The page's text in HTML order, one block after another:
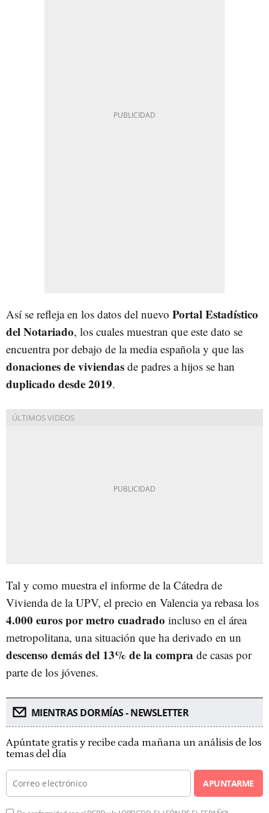
Así se refleja en los datos del nuevo Portal Estadístico
del Notariado, los cuales muestran que este dato se
encuentra por debajo de la media española y que las
donaciones de viviendas de padres a hijos se han
duplicado desde 2019.
Tal y como muestra el informe de la Cátedra de
Vivienda de la UPV, el precio en Valencia ya rebasa los
4.000 euros por metro cuadrado incluso en el área
metropolitana, una situación que ha derivado en un
descenso demás del 13% de la compra de casas por
parte de los jóvenes.
MIENTRAS DORMÍAS - NEWSLETTER
Apúntate gratis y recibe cada mañana un análisis de los
temas del día
APUNTARME